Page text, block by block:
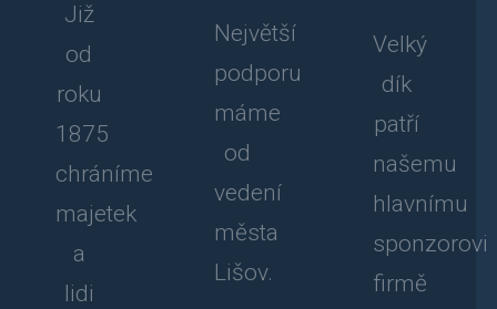
Již
od
roku
1875
chráníme
majetek
a
lidi
Největší
podporu
máme
od
vedení
města
Lišov.
Velký
dík
patří
našemu
hlavnímu
sponzorovi
firmě